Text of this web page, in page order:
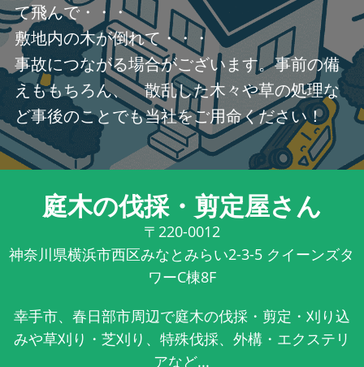
て飛んで・・・
敷地内の木が倒れて・・・
事故につながる場合がございます。事前の備
えももちろん、 散乱した木々や草の処理な
ど事後のことでも当社をご用命ください！
庭木の伐採・剪定屋さん
〒220-0012
神奈川県横浜市西区みなとみらい2-3-5 クイーンズタ
ワーC棟8F
幸手市、春日部市周辺で庭木の伐採・剪定・刈り込
みや草刈り・芝刈り、特殊伐採、外構・エクステリ
アなど...